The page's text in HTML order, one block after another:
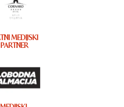
MEDIJSKI
PARTNER